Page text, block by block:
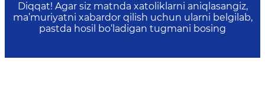
Diqqat! Agar siz matnda xatoliklarni aniqlasangiz,
ma’muriyatni xabardor qilish uchun ularni belgilab,
pastda hosil bo‘ladigan tugmani bosing